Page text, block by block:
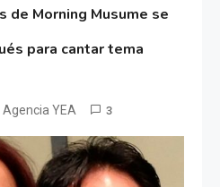
Morning Musume se
para cantar tema
Agencia YEA 3